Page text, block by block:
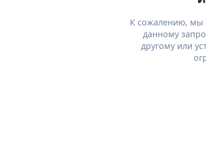
К сожалению, мы
данному
другому или